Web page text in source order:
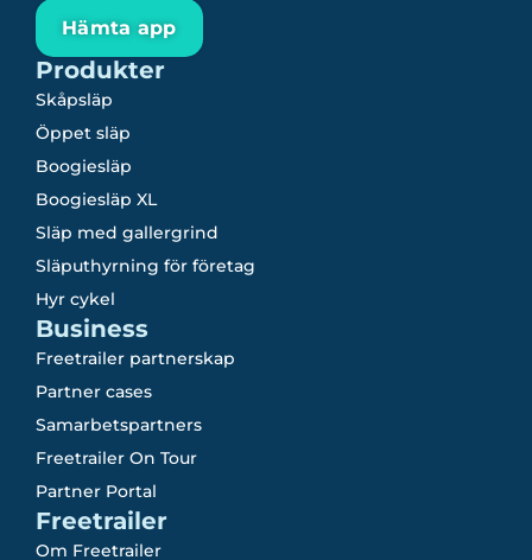
Hämta app
Produkter
Skåpsläp
Öppet släp
Boogiesläp
Boogiesläp XL
Släp med gallergrind
Släputhyrning för företag
Hyr cykel
Business
Freetrailer partnerskap
Partner cases
Samarbetspartners
Freetrailer On Tour
Partner Portal
Freetrailer
Om Freetrailer